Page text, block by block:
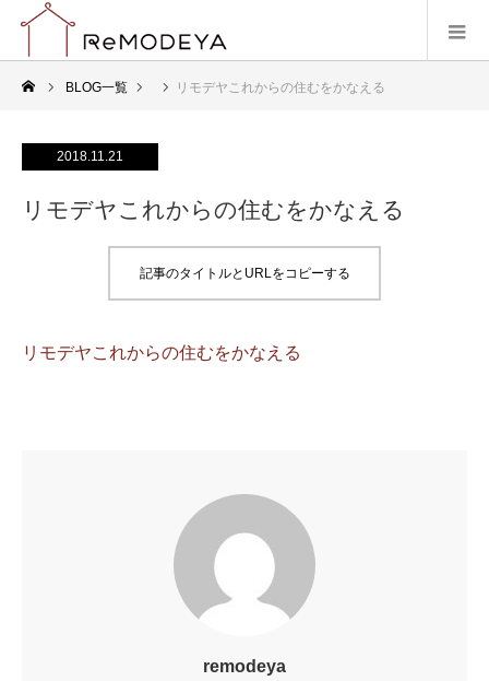
BLOG一覧 リモデヤこれからの住むをかなえる
2018.11.21
リモデヤこれからの住むをかなえる
記事のタイトルとURLをコピーする
リモデヤこれからの住むをかなえる
remodeya